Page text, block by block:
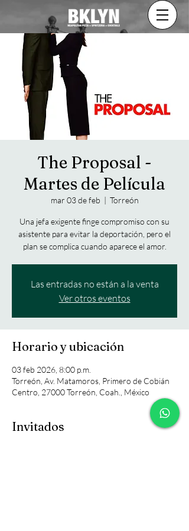
The Proposal -
Martes de Película
mar 03 de feb
  |
Torreón
Una jefa exigente finge compromiso con su
asistente para evitar la deportación, pero el
plan se complica cuando aparece el amor.
Las entradas no están a la venta
Ver otros eventos
Horario y ubicación
03 feb 2026, 8:00 p.m.
Torreón, Av. Matamoros, Primero de Cobián
Centro, 27000 Torreón, Coah., México
Invitados